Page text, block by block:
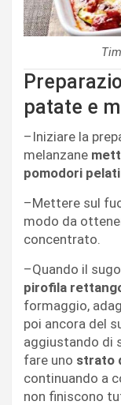
patate e
–Iniziare la
melanzane
pomodori pelati
–Mettere sul
modo da
concentrato.
–Quando il
pirofila
formaggio,
poi ancora del
aggiustando di
fare uno strato
continuando a
non finiscono